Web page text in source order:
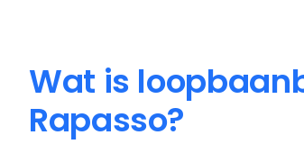
Wat is
Rapasso?